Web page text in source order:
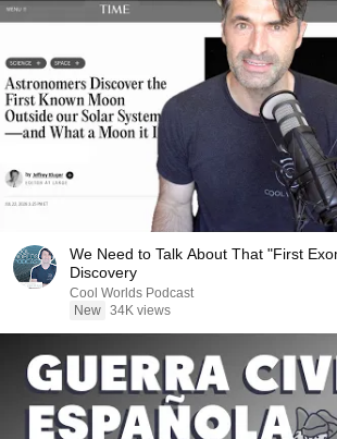
We Need to Talk About That "First
Discovery
Cool Worlds Podcast
New 34K views